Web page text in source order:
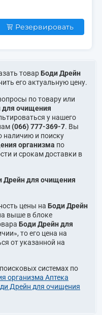
Резервировать
товарБоди Дрейн
его актуальную цену.
по товару или
для очищения
у нашего
(066) 777-369-7. Вы
наличию и поиску
организма по
и срокам доставки в
Дрейн для очищения
цены на Боди Дрейн
выше в блоке
Боди Дрейн для
то его цена на
от указанной на
системах по
организма Аптека
Дрейн для очищения